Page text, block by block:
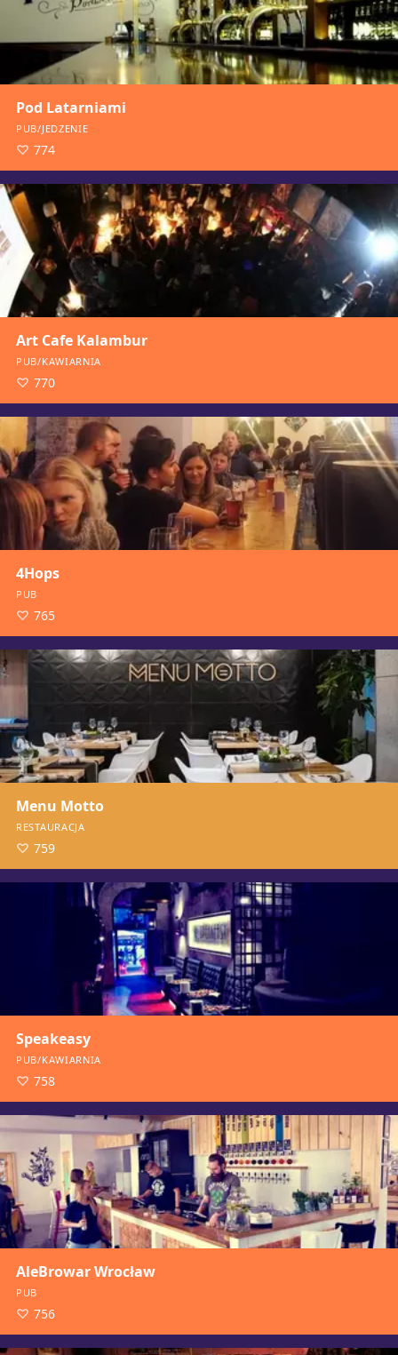
Pod Latarniami
PUB/JEDZENIE
774
Art Cafe Kalambur
PUB/KAWIARNIA
770
4Hops
PUB
765
Menu Motto
RESTAURACJA
759
Speakeasy
PUB/KAWIARNIA
758
AleBrowar Wrocław
PUB
756